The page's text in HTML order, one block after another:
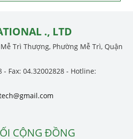
., LTD
Trì Thượng, Phường Mễ Trì, Quận
Fax: 04.32002828 - Hotline:
CỘNG ĐỒNG